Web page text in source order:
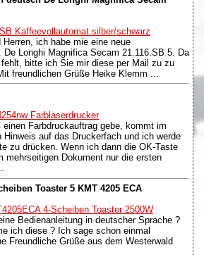
Kaffeevollautomat silber/schwarz
ich habe mie eine neue
Longhi Magnifica Secam 21.116.SB 5. Da
bitte ich Sie mir diese per Mail zu zu
freundlichen Grüße Heike Klemm ...
Farblaserdrucker
Farbdruckauftrag gebe, kommt im
Hinweis auf das Druckerfach und ich werde
zu drücken. Wenn ich dann die OK-Taste
mehrseitigen Dokument nur die ersten
Toaster 5 KMT 4205 ECA
4-Scheiben Toaster 2500W
Bedienanleitung in deutscher Sprache ?
ich diese ? Ich sage schon einmal
Freundliche Grüße aus dem Westerwald